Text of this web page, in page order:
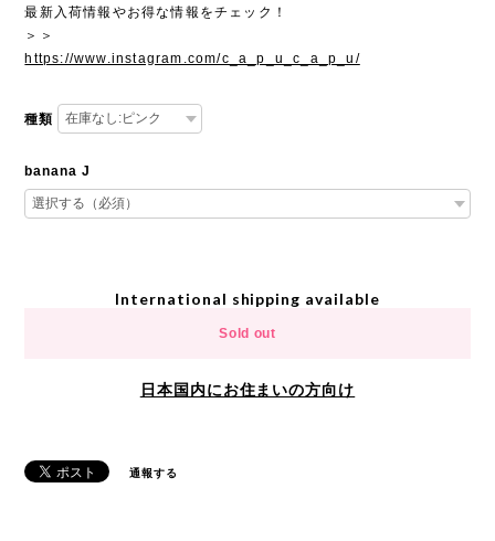
最新入荷情報やお得な情報をチェック！
＞＞
https://www.instagram.com/c_a_p_u_c_a_p_u/
種類
banana J
International shipping available
Sold out
日本国内にお住まいの方向け
通報する